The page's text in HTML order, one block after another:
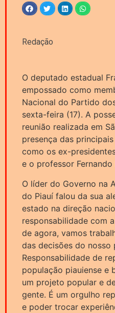
Redação
O deputado estadual
empossado como
Nacional do Partido
sexta-feira (17). A
reunião realizada em
presença das
como os ex-
e o professor Fernando
O líder do Governo na
do Piauí falou da sua
estado na direção
responsabilidade com
de agora, vamos
das decisões do nosso
Responsabilidade de
população piauiense e
um projeto popular e
gente. É um orgulho
e poder trocar